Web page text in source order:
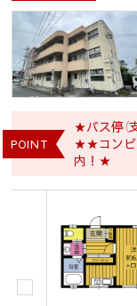
POINT
★バス停（
★★コンビ
内！★